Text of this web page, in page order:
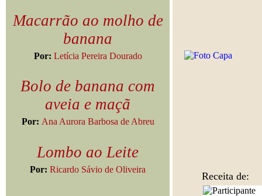
Macarrão ao molho de
banana
Por: Letícia Pereira Dourado
Bolo de banana com
aveia e maçã
Por: Ana Aurora Barbosa de Abreu
Lombo ao Leite
Por: Ricardo Sávio de Oliveira
Receita de: